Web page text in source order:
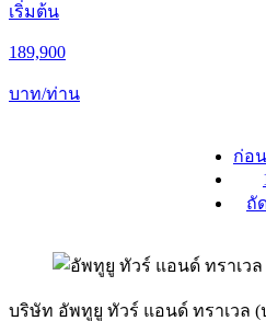
เริ่มต้น
189,900
บาท/ท่าน
ก่อ
ถั
บริษัท อัพทูยู ทัวร์ แอนด์ ทราเวล (